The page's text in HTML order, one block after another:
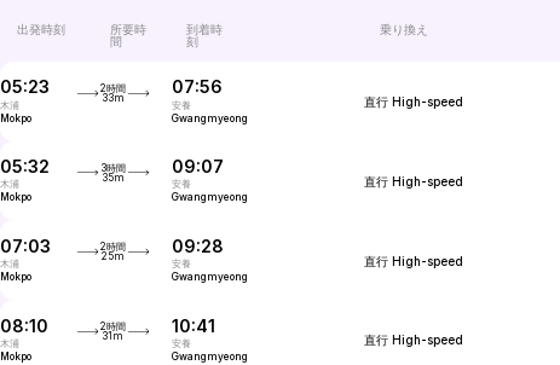
出発時刻
所要時
間
到着時
刻
乗り換え
05:23
木浦
Mokpo
2時間
33m
07:56
安養
Gwangmyeong
直行 High-speed
05:32
木浦
Mokpo
3時間
35m
09:07
安養
Gwangmyeong
直行 High-speed
07:03
木浦
Mokpo
2時間
25m
09:28
安養
Gwangmyeong
直行 High-speed
08:10
木浦
Mokpo
2時間
31m
10:41
安養
Gwangmyeong
直行 High-speed